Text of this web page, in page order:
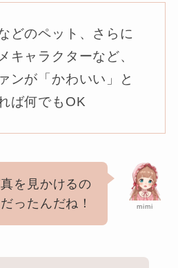
どのペット、さらに
キャラクターなど、
ンが「かわいい」と
ば何でもOK
mimi
を見かけるの
ったんだね！